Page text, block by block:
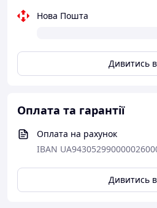
Нова Пошта
Дивитись
Оплата та гарантії
Оплата на рахунок
IBAN
Дивитись